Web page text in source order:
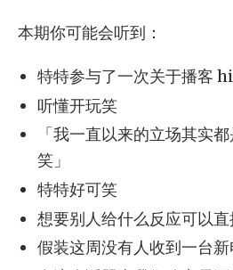
本期你可能会听到：
特特参与了一次关于播客
听懂开玩笑
「我一直以来的立场其实
笑」
特特好可笑
想要别人给什么反应可以
假装这周没有人收到一台新